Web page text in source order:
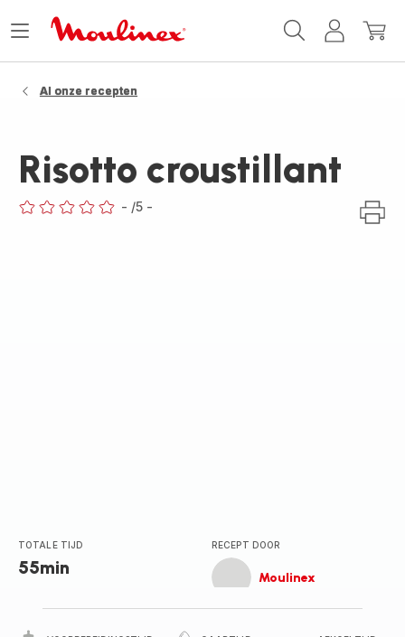
MijnMijn
Menu
Al onze recepten
Risotto croustillant
- /5 -
TOTALE TIJD
55min
RECEPT DOOR
Moulinex